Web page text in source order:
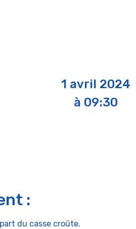
1 avril 2024
à 09:30
:
du casse croûte.